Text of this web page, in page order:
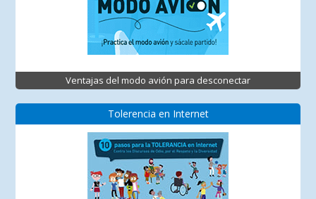
Ventajas del modo avión para desconectar
Tolerencia en Internet